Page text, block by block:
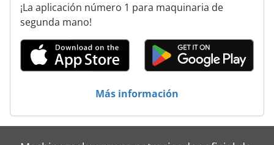
¡La aplicación número 1 para maquinaria de
segunda mano!
Más información